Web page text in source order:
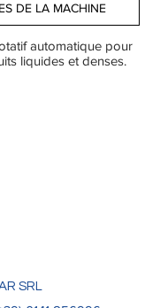
DE LA MACHINE
automatique pour
liquides et denses.
SRL